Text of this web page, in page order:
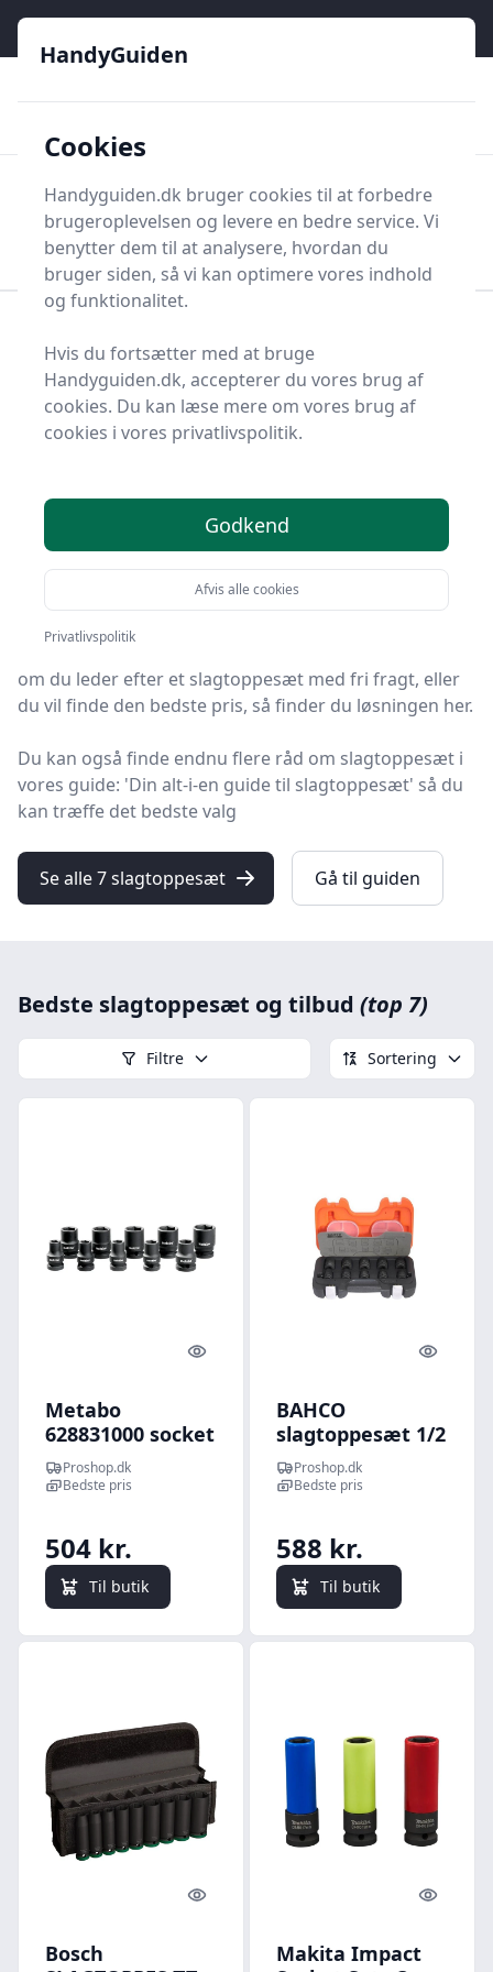
HandyGuiden
Søg nu
Søg nu
Diverse værktøj
Diverse værktøj og tilbehør
Slagtoppesæt
Bedste slagtoppesæt og
Du er landet på HandyGuiden, hvor du finder de
bedste slagtoppesæt. Vi har udvalgt 7 produkter til
dig!
Uanset om du prioriterer høj kvalitet uanset prisen,
om du leder efter et slagtoppesæt med fri fragt, eller
du vil finde den bedste pris, så finder du løsningen her.
Du kan også finde endnu flere råd om slagtoppesæt i
vores guide: 'Din alt-i-en guide til slagtoppesæt' så du
kan træffe det bedste valg
Se alle 7 slagtoppesæt Gå til guiden
Bedste slagtoppesæt og tilbud (top 7)
Filtre Sortering
Quick look
Metabo
628831000 socket
wrench
Proshop.dk
Bedste pris
504 kr.
Til butik
Quick
BAHCO
slagtoppesæt 1/2
10-19mm k 10
styk
Proshop.dk
Bedste pris
588 kr.
Til butik
Quick look
Bosch
Quick
Makita Impact
HandyGuiden
Cookies
Handyguiden.dk bruger cookies til at forbedre
brugeroplevelsen og levere en bedre service. Vi
benytter dem til at analysere, hvordan du
bruger siden, så vi kan optimere vores indhold
og funktionalitet.
Hvis du fortsætter med at bruge
Handyguiden.dk, accepterer du vores brug af
cookies. Du kan læse mere om vores brug af
cookies i vores privatlivspolitik.
Godkend
Afvis alle cookies
Privatlivspolitik